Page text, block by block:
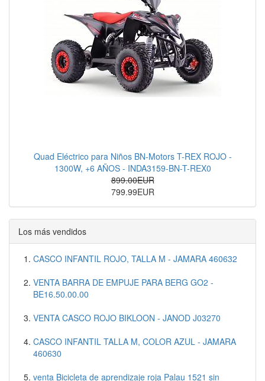
Quad Eléctrico para Niños BN-Motors T-REX ROJO -
1300W, +6 AÑOS - INDA3159-BN-T-REX0
899.00EUR
799.99EUR
Los más vendidos
CASCO INFANTIL ROJO, TALLA M - JAMARA 460632
VENTA BARRA DE EMPUJE PARA BERG GO2 -
BE16.50.00.00
VENTA CASCO ROJO BIKLOON - JANOD J03270
CASCO INFANTIL TALLA M, COLOR AZUL - JAMARA
460630
venta Bicicleta de aprendizaje roja Palau 1521 sin